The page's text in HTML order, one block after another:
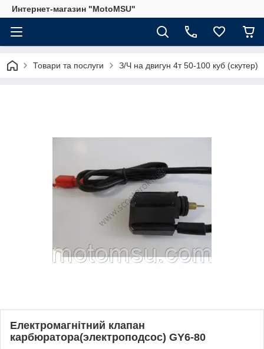
Интернет-магазин "MotoMSU"
Товари та послуги З/Ч на двигун 4т 50-100 куб (скутер)
Електромагнітний клапан
карбюратора(электроподсос) GY6-80